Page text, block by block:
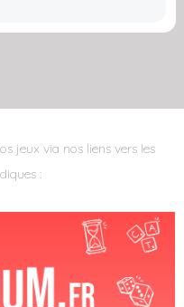
jeux via nos liens vers les
: